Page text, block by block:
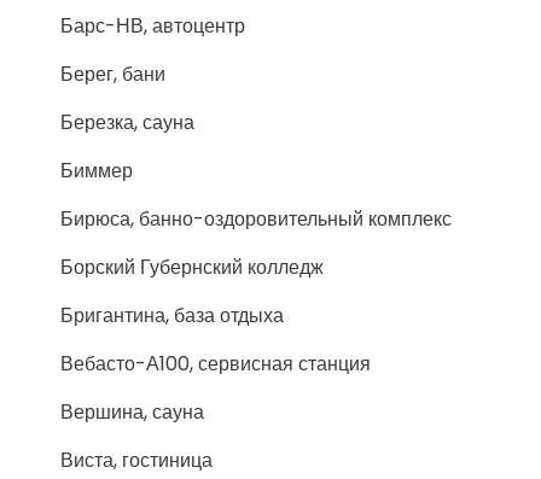
Барс-НВ, автоцентр
Берег, бани
Березка, сауна
Биммер
Бирюса, банно-оздоровительный комплекс
Борский Губернский колледж
Бригантина, база отдыха
Вебасто-А100, сервисная станция
Вершина, сауна
Виста, гостиница